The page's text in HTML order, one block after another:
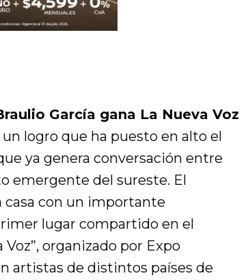
García gana La Nueva Voz
un logro que ha puesto en alto el
ya genera conversación entre
emergente del sureste. El
casa con un importante
lugar compartido en el
organizado por Expo
artistas de distintos países de